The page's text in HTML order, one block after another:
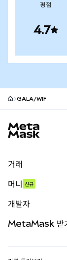
평점
4.7
GALA/WIF
거래
무기한 선물
실물자산
머니 신규
개발자
MetaMask 받